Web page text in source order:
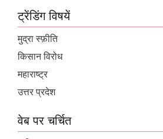
ट्रेंडिंग विषयें
मुद्रा स्फ़ीति
किसान विरोध
महाराष्ट्र
उत्तर प्रदेश
वेब पर चर्चित